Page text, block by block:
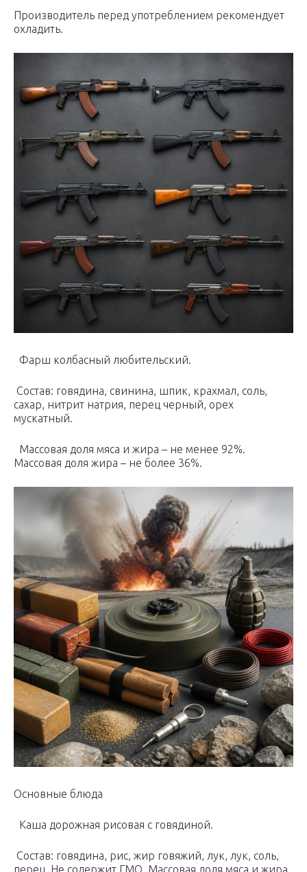
Производитель перед употреблением рекомендует
охладить.
Фарш колбасный любительский.
Состав: говядина, свинина, шпик, крахмал, соль,
сахар, нитрит натрия, перец черный, орех
мускатный.
Массовая доля мяса и жира – не менее 92%.
Массовая доля жира – не более 36%.
Основные блюда
Каша дорожная рисовая с говядиной.
Состав: говядина, рис, жир говяжий, лук, лук, соль,
перец. Не содержит ГМО. Массовая доля мяса и жира